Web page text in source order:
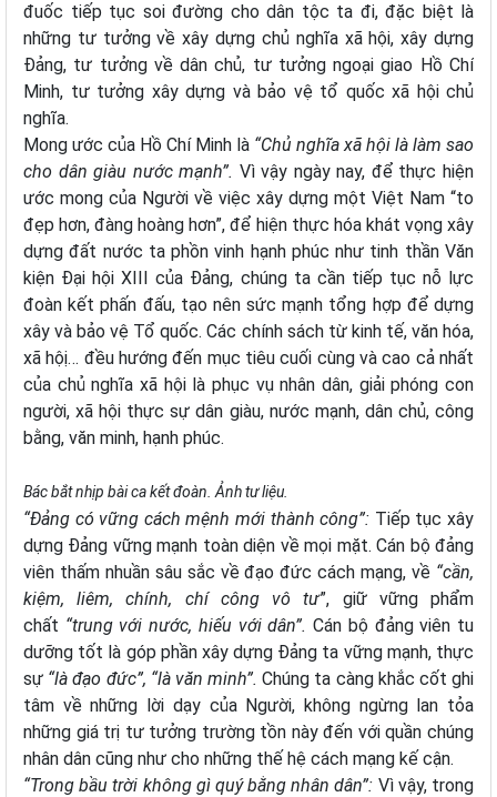
đuốc tiếp tục soi đường cho dân tộc ta đi, đặc biệt là
những tư tưởng về xây dựng chủ nghĩa xã hội, xây dựng
Đảng, tư tưởng về dân chủ, tư tưởng ngoại giao Hồ Chí
Minh, tư tưởng xây dựng và bảo vệ tổ quốc xã hội chủ
nghĩa.
Mong ước của Hồ Chí Minh là “Chủ nghĩa xã hội là làm sao
cho dân giàu nước mạnh”. Vì vậy ngày nay, để thực hiện
ước mong của Người về việc xây dựng một Việt Nam “to
đẹp hơn, đàng hoàng hơn”, để hiện thực hóa khát vọng xây
dựng đất nước ta phồn vinh hạnh phúc như tinh thần Văn
kiện Đại hội XIII của Đảng, chúng ta cần tiếp tục nỗ lực
đoàn kết phấn đấu, tạo nên sức mạnh tổng hợp để dựng
xây và bảo vệ Tổ quốc. Các chính sách từ kinh tế, văn hóa,
xã hộị… đều hướng đến mục tiêu cuối cùng và cao cả nhất
của chủ nghĩa xã hội là phục vụ nhân dân, giải phóng con
người, xã hội thực sự dân giàu, nước mạnh, dân chủ, công
bằng, văn minh, hạnh phúc.
Bác bắt nhịp bài ca kết đoàn. Ảnh tư liệu.
“Đảng có vững cách mệnh mới thành công”: Tiếp tục xây
dựng Đảng vững mạnh toàn diện về mọi mặt. Cán bộ đảng
viên thấm nhuần sâu sắc về đạo đức cách mạng, về “cần,
kiệm, liêm, chính, chí công vô tư”, giữ vững phẩm
chất “trung với nước, hiếu với dân”. Cán bộ đảng viên tu
dưỡng tốt là góp phần xây dựng Đảng ta vững mạnh, thực
sự “là đạo đức”, “là văn minh”.Chúng ta càng khắc cốt ghi
tâm về những lời dạy của Người, không ngừng lan tỏa
những giá trị tư tưởng trường tồn này đến với quần chúng
nhân dân cũng như cho những thế hệ cách mạng kế cận.
“Trong bầu trời không gì quý bằng nhân dân”: Vì vậy, trong